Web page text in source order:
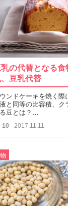
の代替となる食
豆乳代替
ンドケーキを焼く際
と同等の比容積、ク
豆とは？…
10 2017.11.11